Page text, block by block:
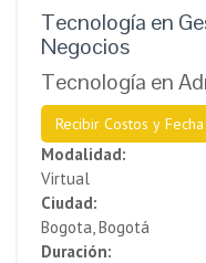
Tecnología en
Negocios
Tecnología en
Recibir Costos y
Modalidad:
Virtual
Ciudad:
Bogota, Bogotá
Duración: